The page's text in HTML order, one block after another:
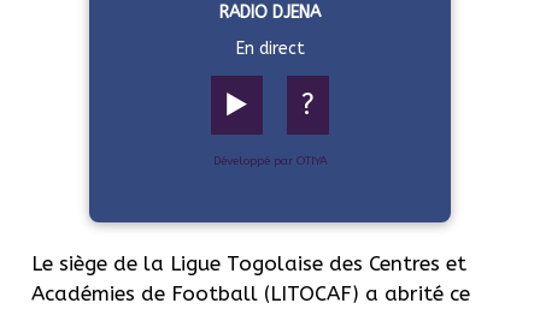
RADIO DJENA
En direct
▶️ ?
Développé par OTIYA
Le siège de la Ligue Togolaise des Centres et
Académies de Football (LITOCAF) a abrité ce